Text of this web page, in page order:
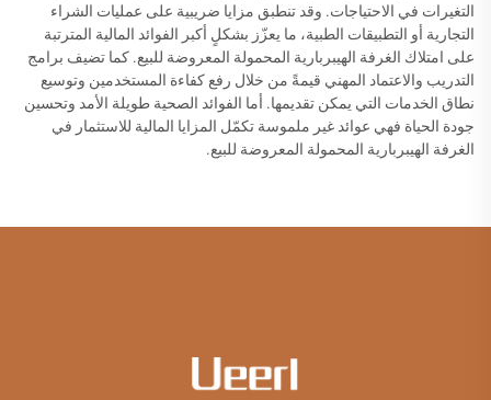
التغيرات في الاحتياجات. وقد تنطبق مزايا ضريبية على عمليات الشراء
التجارية أو التطبيقات الطبية، ما يعزّز بشكلٍ أكبر الفوائد المالية المترتبة
على امتلاك الغرفة الهيبربارية المحمولة المعروضة للبيع. كما تضيف برامج
التدريب والاعتماد المهني قيمةً من خلال رفع كفاءة المستخدمين وتوسيع
نطاق الخدمات التي يمكن تقديمها. أما الفوائد الصحية طويلة الأمد وتحسين
جودة الحياة فهي عوائد غير ملموسة تكمّل المزايا المالية للاستثمار في
الغرفة الهيبربارية المحمولة المعروضة للبيع.